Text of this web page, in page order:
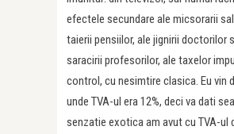
efectele secundare ale micsorarii
taierii pensiilor, ale jignirii doctorilor
saracirii profesorilor, ale taxelor
control, cu nesimtire clasica. Eu vin
unde TVA-ul era 12%, deci va dati
senzatie exotica am avut cu TVA-ul